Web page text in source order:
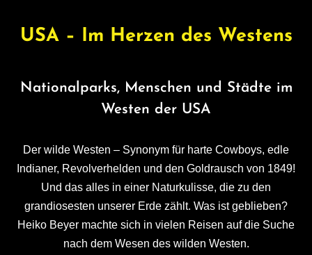
USA – Im Herzen des Westens
Nationalparks, Menschen und Städte im
Westen der USA
Der wilde Westen – Synonym für harte Cowboys, edle
Indianer, Revolverhelden und den Goldrausch von 1849!
Und das alles in einer Naturkulisse, die zu den
grandiosesten unserer Erde zählt. Was ist geblieben?
Heiko Beyer machte sich in vielen Reisen auf die Suche
nach dem Wesen des wilden Westen.